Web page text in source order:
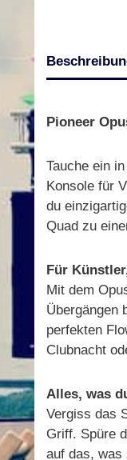
Pioneer
Tauche ein
Konsole für
du
Quad zu
Für
Mit dem
Übergängen
perfekten
Clubnacht
Alles, was
Vergiss das
Griff. Spüre
auf das, was